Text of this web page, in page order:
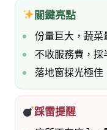
關鍵亮點
份量巨大，蔬
不收服務費，採
落地窗採光極
踩雷提醒